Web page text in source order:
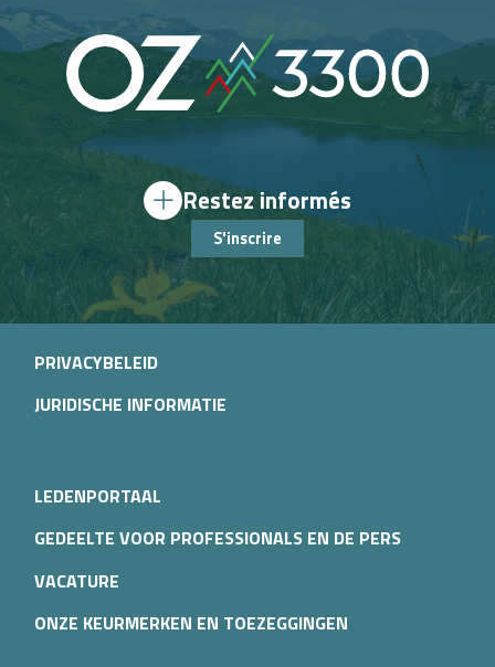
Restez informés
S'inscrire
PRIVACYBELEID
JURIDISCHE INFORMATIE
LEDENPORTAAL
GEDEELTE VOOR PROFESSIONALS EN DE PERS
VACATURE
ONZE KEURMERKEN EN TOEZEGGINGEN